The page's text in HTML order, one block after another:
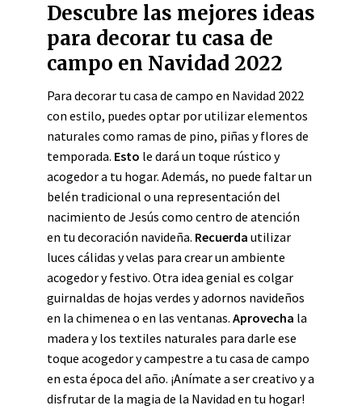
Descubre las mejores ideas
para decorar tu casa de
campo en Navidad 2022
Para decorar tu casa de campo en Navidad 2022
con estilo, puedes optar por utilizar elementos
naturales como ramas de pino, piñas y flores de
temporada. Esto le dará un toque rústico y
acogedor a tu hogar. Además, no puede faltar un
belén tradicional o una representación del
nacimiento de Jesús como centro de atención
en tu decoración navideña. Recuerda utilizar
luces cálidas y velas para crear un ambiente
acogedor y festivo. Otra idea genial es colgar
guirnaldas de hojas verdes y adornos navideños
en la chimenea o en las ventanas. Aprovecha la
madera y los textiles naturales para darle ese
toque acogedor y campestre a tu casa de campo
en esta época del año. ¡Anímate a ser creativo y a
disfrutar de la magia de la Navidad en tu hogar!